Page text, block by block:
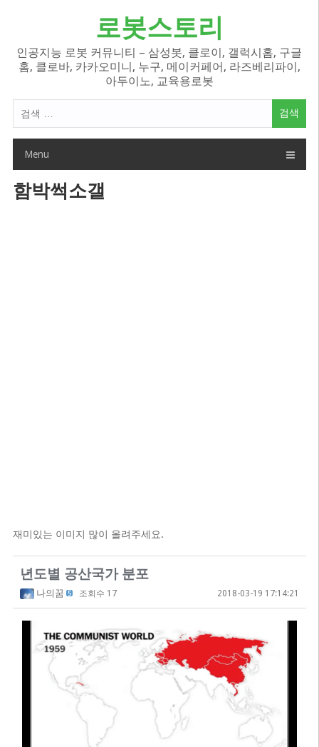
로봇스토리
인공지능 로봇 커뮤니티 – 삼성봇, 클로이, 갤럭시홈, 구글
홈, 클로바, 카카오미니, 누구, 메이커페어, 라즈베리파이,
아두이노, 교육용로봇
색
Menu
함박썩소갤
재미있는 이미지 많이 올려주세요.
년도별 공산국가 분포
나의꿈 조회수 17 2018-03-19 17:14:21